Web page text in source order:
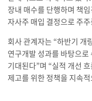
장내 매수를 단행하며 책
자사주 매입 결정으로 주
회사 관계자는 “하반기 개
연구개발 성과를 바탕으
기대된다”며 “실적 개선
제고를 위한 정책을 지속